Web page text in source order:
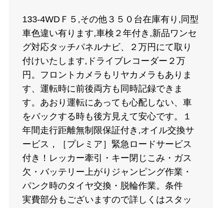
133-4WDＦ５,その他３５０台在庫有り,同型
車色違い有ります,車検２年付き,新品ワンセ
グ対応タッチパネルナビ、２万円にて取り
付けいたします,ドライブレコーダー２万
円。フロントカメラもリヤカメラもありま
す、運転時に前後両方も同時記録できま
す。あおり運転にあっても心配しない、車
をバックする時も後方見えて安心です。１
年間走行距離無制限保証付き,オイル交換サ
ービス，［プレミア］緊急ロードサービス
付き！レッカー牽引・キー閉じこみ・ガス
欠・バッテリー上がりジャンピング作業・
パンク時のタイヤ交換・脱輪作業。条件
実費部分もございますので詳しくはスタッ